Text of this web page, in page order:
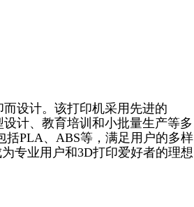
设计。该打印机采用先进的
计、教育培训和小批量生产等多
括PLA、ABS等，满足用户的多样
专业用户和3D打印爱好者的理想